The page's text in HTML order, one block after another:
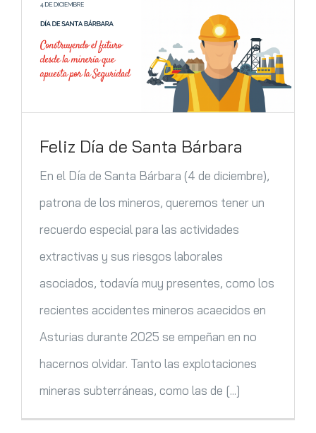
Contacto
Feliz Día de Santa Bárbara
En el Día de Santa Bárbara (4 de diciembre),
patrona de los mineros, queremos tener un
recuerdo especial para las actividades
extractivas y sus riesgos laborales
asociados, todavía muy presentes, como los
recientes accidentes mineros acaecidos en
Asturias durante 2025 se empeñan en no
hacernos olvidar. Tanto las explotaciones
mineras subterráneas, como las de [...]